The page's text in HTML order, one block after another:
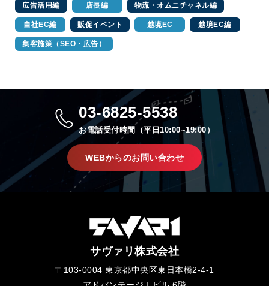
広告活用編 店長編 物流・オムニチャネル編
自社EC編 販促イベント 越境EC 越境EC編
集客施策（SEO・広告）
03-6825-5538
お電話受付時間（平日10:00~19:00）
WEBからのお問い合わせ
サヴァリ株式会社
〒103-0004 東京都中央区東日本橋2-4-1